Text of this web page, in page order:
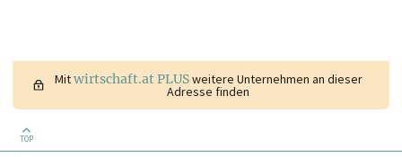
Mitwirtschaft.at PLUSweitere Unternehmen an dieser
Adresse finden
TOP